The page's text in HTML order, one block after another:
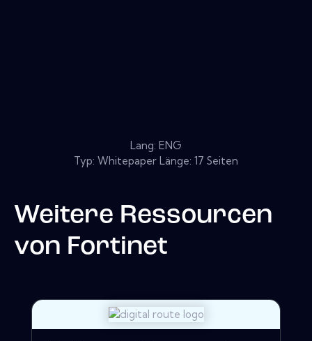
Lang: ENG
Typ: Whitepaper Länge: 17 Seiten
Weitere Ressourcen
von Fortinet